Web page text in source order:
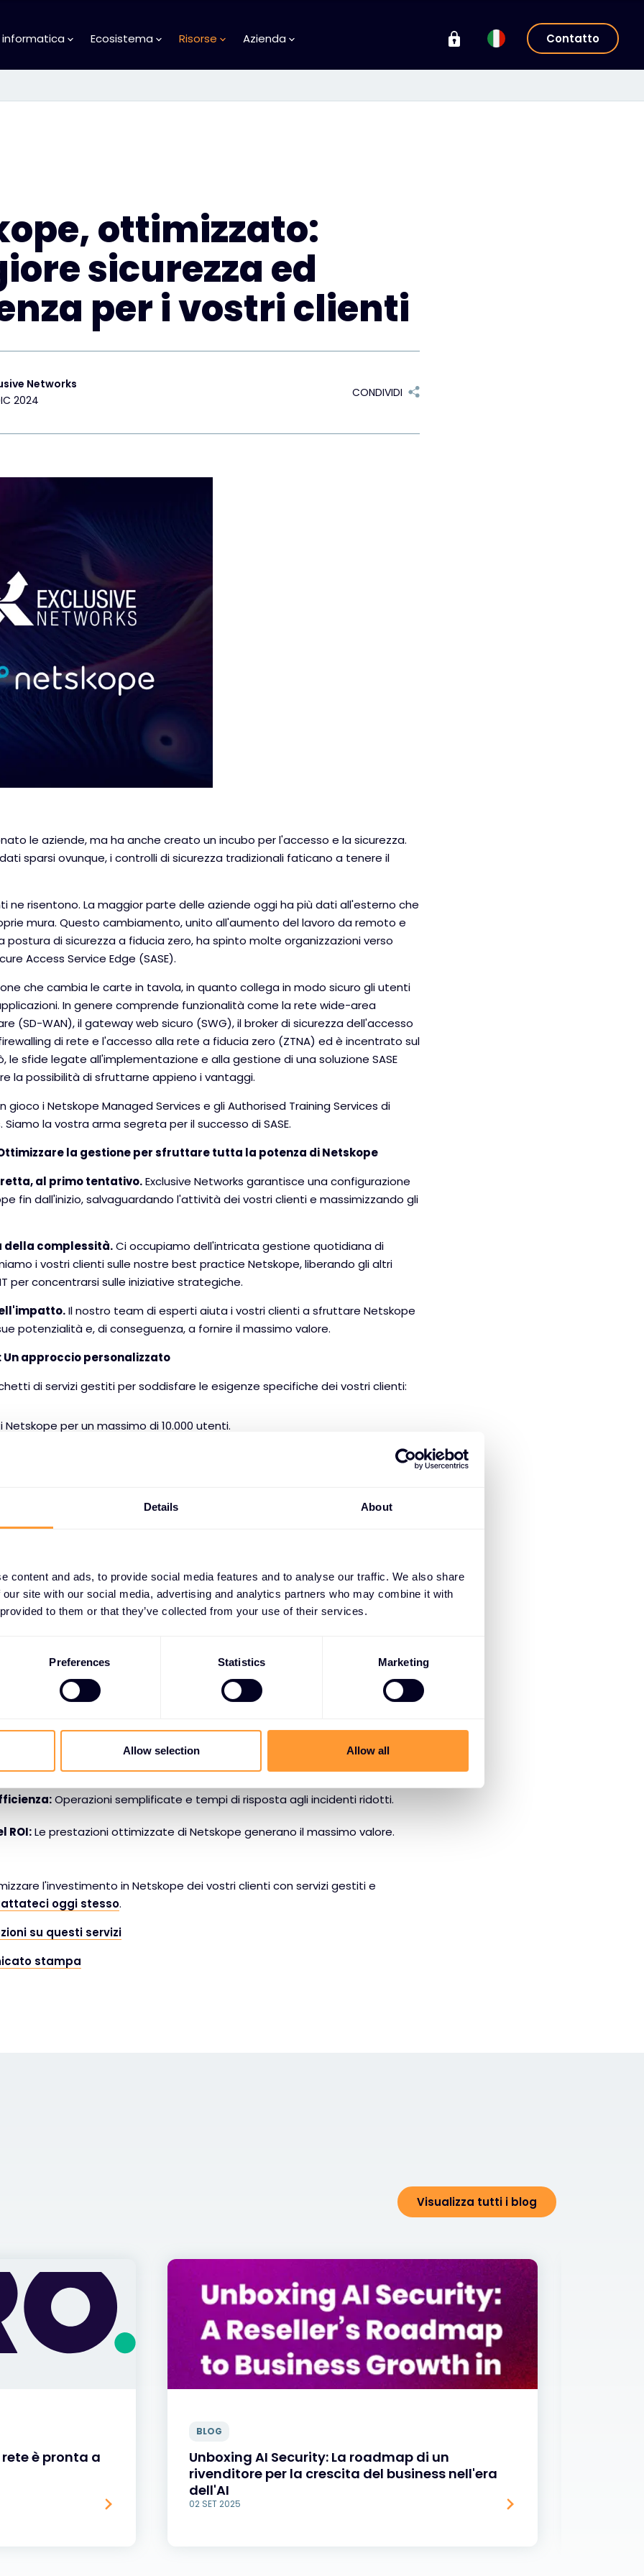
Details About
content and ads, to provide social media features and to analyse our traffic. We also share
site with our social media, advertising and analytics partners who may combine it with
to them or that they’ve collected from your use of their services.
Preferences Statistics Marketing
Allow selection Allow all
informatica Ecosistema Risorse Azienda Contatto
ottimizzato:
sicurezza ed
per i vostri clienti
Networks
2024
CONDIVIDI
le aziende, ma ha anche creato un incubo per l'accesso e la sicurezza.
sparsi ovunque, i controlli di sicurezza tradizionali faticano a tenere il
ne risentono. La maggior parte delle aziende oggi ha più dati all'esterno che
mura. Questo cambiamento, unito all'aumento del lavoro da remoto e
postura di sicurezza a fiducia zero, ha spinto molte organizzazioni verso
Access Service Edge (SASE).
che cambia le carte in tavola, in quanto collega in modo sicuro gli utenti
In genere comprende funzionalità come la rete wide-area
(SD-WAN), il gateway web sicuro (SWG), il broker di sicurezza dell'accesso
di rete e l'accesso alla rete a fiducia zero (ZTNA) ed è incentrato sul
le sfide legate all'implementazione e alla gestione di una soluzione SASE
la possibilità di sfruttarne appieno i vantaggi.
gioco i Netskope Managed Services e gli Authorised Training Services di
Siamo la vostra arma segreta per il successo di SASE.
la gestione per sfruttare tutta la potenza di Netskope
al primo tentativo.Exclusive Networks garantisce una configurazione
fin dall'inizio, salvaguardando l'attività dei vostri clienti e massimizzando gli
della complessità.Ci occupiamo dell'intricata gestione quotidiana di
i vostri clienti sulle nostre best practice Netskope, liberando gli altri
per concentrarsi sulle iniziative strategiche.
Il nostro team di esperti aiuta i vostri clienti a sfruttare Netskope
potenzialità e, di conseguenza, a fornire il massimo valore.
Un approccio personalizzato
di servizi gestiti per soddisfare le esigenze specifiche dei vostri clienti:
Netskope per un massimo di 10.000 utenti.
Authorised Training Partner, forniamo due corsi di formazione
a distanza, in classi pubbliche o private nella lingua di vostra scelta
e amministrazione della sicurezza del cloud (Netskope Security Cloud
e integrazione della sicurezza del cloud (NSCI&I).
La nostra profonda esperienza in materia di sicurezza protegge il
clienti.
Operazioni semplificate e tempi di risposta agli incidenti ridotti.
ROI:Le prestazioni ottimizzate di Netskope generano il massimo valore.
l'investimento in Netskope dei vostri clienti con servizi gestiti e
oggi stesso.
su questi servizi
stampa
Visualizza tutti i blog
è pronta a
BLOG
Unboxing AI Security: La roadmap di un
rivenditore per la crescita del business nell'era
dell'AI
02 SET 2025